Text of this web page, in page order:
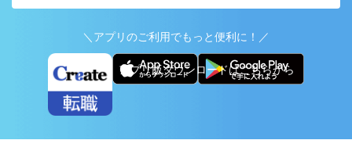
＼アプリのご利用でもっと便利に！／
アプリ版ダウンロードはこちらから